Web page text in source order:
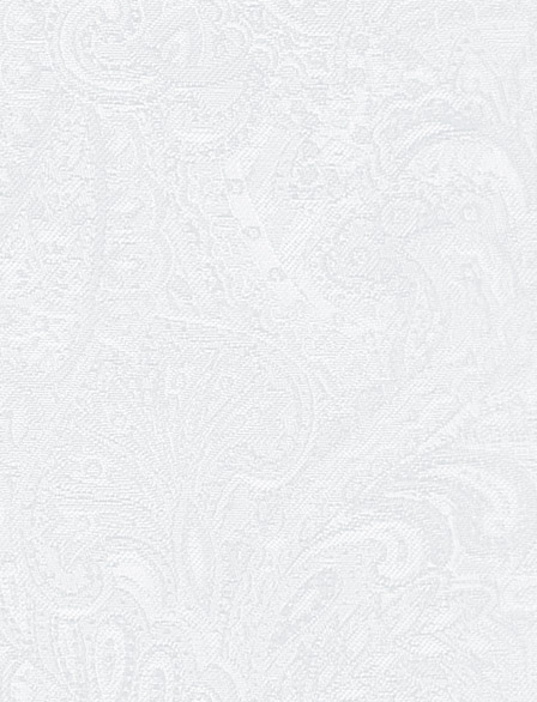
родина»!
02.04.2026
Запрошуємо на прем'єру вистави
«Божевільна родина»
01.04.2026
Трудовий ювілей Олени Корольової
27.03.2026
З Всесвітнім днем театру!
26.03.2026
Божевільна родина — 24 та 26 квітня
25.03.2026
Нам — 79!
17.03.2026
Зелене світло твого дозвілля
11.03.2026
Результати конкурсу
10.03.2026
Ювілей Тетяни Хамітової
03.03.2026